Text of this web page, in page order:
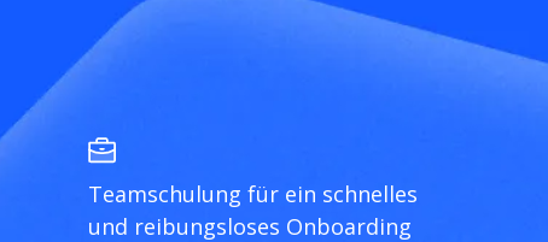
Teamschulung für ein schnelles
und reibungsloses Onboarding